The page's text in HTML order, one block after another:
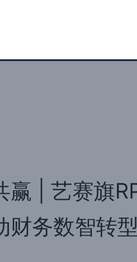
赢 | 艺赛旗
财务数智转型